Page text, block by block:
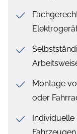
Montage
oder